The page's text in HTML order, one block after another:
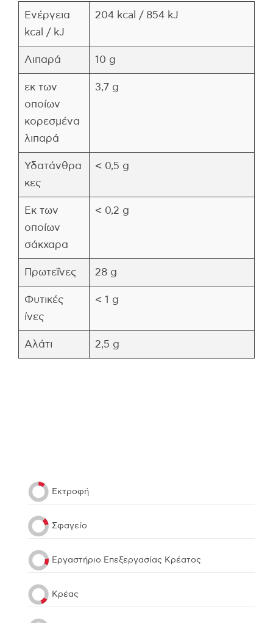
Ενέργεια
kcal / kJ
204 kcal / 854 kJ
Λιπαρά 10 g
εκ των
οποίων
κορεσμένα
λιπαρά
3,7 g
Υδατάνθρα
κες
< 0,5 g
Εκ των
οποίων
σάκχαρα
< 0,2 g
Πρωτεΐνες 28 g
Φυτικές
ίνες
< 1 g
Αλάτι 2,5 g
Εκτροφή
Σφαγείο
Εργαστήριο Επεξεργασίας Κρέατος
Κρέας